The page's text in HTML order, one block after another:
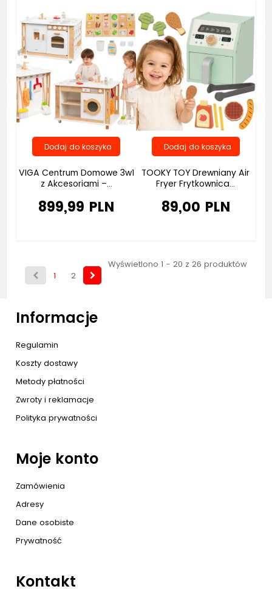
VIGA Centrum Domowe 3w1
z Akcesoriami –...
899,99 PLN
TOOKY TOY Drewniany Air
Fryer Frytkownica...
89,00 PLN
1 2
Wyświetlono 1 - 20 z 26 produktów
Informacje
Regulamin
Koszty dostawy
Metody płatności
Zwroty i reklamacje
Polityka prywatności
Moje konto
Zamówienia
Adresy
Dane osobiste
Prywatność
Kontakt